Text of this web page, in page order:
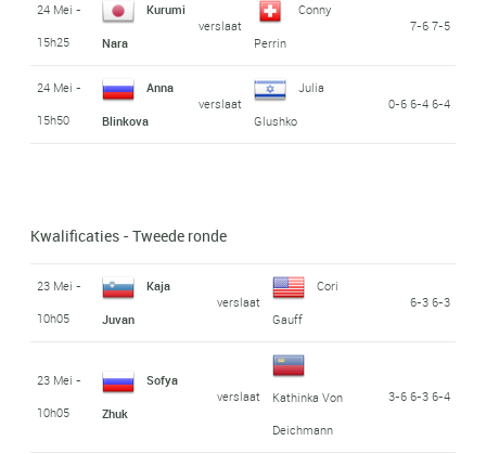
24 Mei -
15h25
Kurumi
Nara
verslaat
Conny
Perrin
7-6 7-5
24 Mei -
15h50
Anna
Blinkova
verslaat
Julia
Glushko
0-6 6-4 6-4
Kwalificaties - Tweede ronde
23 Mei -
10h05
Kaja
Juvan
verslaat
Cori
Gauff
6-3 6-3
23 Mei -
10h05
Sofya
Zhuk
verslaat
Kathinka Von
Deichmann
3-6 6-3 6-4